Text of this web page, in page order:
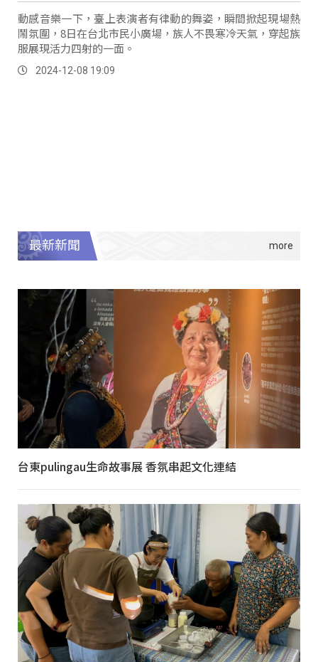
動感音樂一下，臺上表演者有律動的舞姿，瞬間掀起現場熱
鬧氛圍，8日在台北市民小廣場，族人不畏寒冷天氣，穿起族
服展現活力四射的一面。
2024-12-08 19:09
最新新聞
台東pulingau生命故事展 香氛串起文化連結